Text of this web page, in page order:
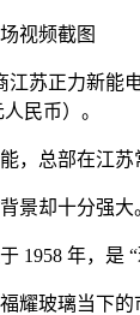
视频截图
江苏正力新能
民币）。
，总部在江
景却十分强大
1958 年，是
耀玻璃当下